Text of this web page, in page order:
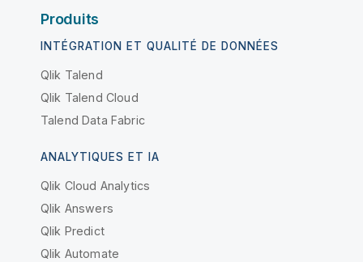
Produits
INTÉGRATION ET QUALITÉ DE DONNÉES
Qlik Talend
Qlik Talend Cloud
Talend Data Fabric
ANALYTIQUES ET IA
Qlik Cloud Analytics
Qlik Answers
Qlik Predict
Qlik Automate